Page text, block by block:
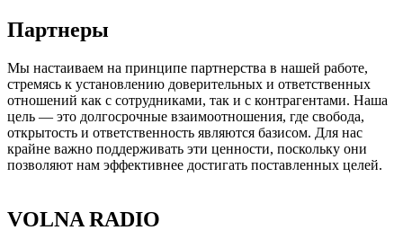
Партнеры
Мы настаиваем на принципе партнерства в нашей работе,
стремясь к установлению доверительных и ответственных
отношений как с сотрудниками, так и с контрагентами. Наша
цель — это долгосрочные взаимоотношения, где свобода,
открытость и ответственность являются базисом. Для нас
крайне важно поддерживать эти ценности, поскольку они
позволяют нам эффективнее достигать поставленных целей.
VOLNA RADIO